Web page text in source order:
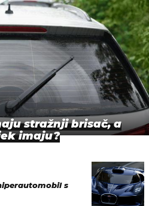
stražnji brisač, a
imaju?
s